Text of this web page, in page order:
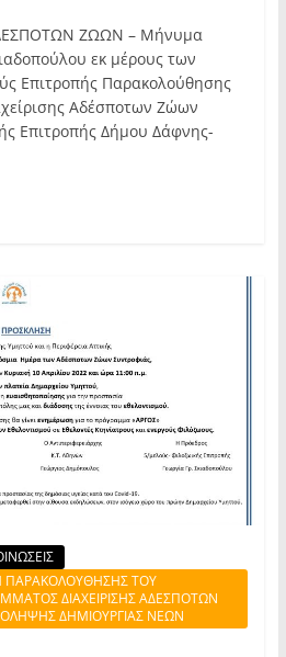
ΖΩΩΝ – Μήνυμα
εκ μέρους των
Επιτροπής Παρακολούθησης
Αδέσποτων Ζώων
Επιτροπής Δήμου Δάφνης-
ΠΑΡΑΚΟΛΟΥΘΗΣΗΣ ΤΟΥ
ΔΙΑΧΕΙΡΙΣΗΣ ΑΔΕΣΠΟΤΩΝ
ΔΗΜΙΟΥΡΓΙΑΣ ΝΕΩΝ